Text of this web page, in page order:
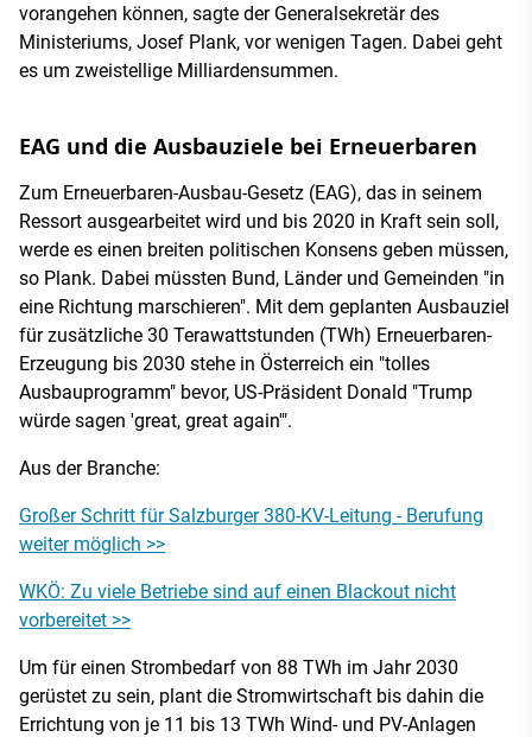
vorangehen können, sagte der Generalsekretär des
Ministeriums, Josef Plank, vor wenigen Tagen. Dabei geht
es um zweistellige Milliardensummen.
EAG und die Ausbauziele bei Erneuerbaren
Zum Erneuerbaren-Ausbau-Gesetz (EAG), das in seinem
Ressort ausgearbeitet wird und bis 2020 in Kraft sein soll,
werde es einen breiten politischen Konsens geben müssen,
so Plank. Dabei müssten Bund, Länder und Gemeinden "in
eine Richtung marschieren". Mit dem geplanten Ausbauziel
für zusätzliche 30 Terawattstunden (TWh) Erneuerbaren-
Erzeugung bis 2030 stehe in Österreich ein "tolles
Ausbauprogramm" bevor, US-Präsident Donald "Trump
würde sagen 'great, great again'".
Aus der Branche:
Großer Schritt für Salzburger 380-KV-Leitung - Berufung
weiter möglich >>
WKÖ: Zu viele Betriebe sind auf einen Blackout nicht
vorbereitet >>
Um für einen Strombedarf von 88 TWh im Jahr 2030
gerüstet zu sein, plant die Stromwirtschaft bis dahin die
Errichtung von je 11 bis 13 TWh Wind- und PV-Anlagen